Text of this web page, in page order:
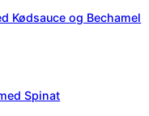
Kødsauce og Bechamel
Spinat